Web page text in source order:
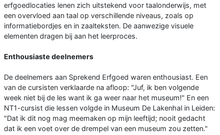
erfgoedlocaties lenen zich uitstekend voor taalonderwijs, met
een overvloed aan taal op verschillende niveaus, zoals op
informatiebordjes en in zaalteksten. De aanwezige visuele
elementen dragen bij aan het leerproces.
Enthousiaste deelnemers
De deelnemers aan Sprekend Erfgoed waren enthousiast. Een
van de cursisten verklaarde na afloop: "Juf, ik ben volgende
week niet bij de les want ik ga weer naar het museum!" En een
NT1-cursist die lessen volgde in Museum De Lakenhal in Leiden:
"Dat ik dit nog mag meemaken op mijn leeftijd; nooit gedacht
dat ik een voet over de drempel van een museum zou zetten."